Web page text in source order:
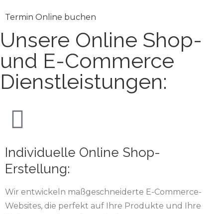
Termin Online buchen
Unsere Online Shop-
und E-Commerce
Dienstleistungen:
Individuelle Online Shop-
Erstellung:
Wir entwickeln maßgeschneiderte E-Commerce-
Websites, die perfekt auf Ihre Produkte und Ihre